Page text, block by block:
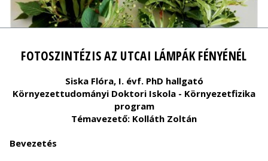
FOTOSZINTÉZIS AZ UTCAI LÁMPÁK FÉNYÉNÉL
Siska Flóra, I. évf. PhD hallgató
Környezettudományi Doktori Iskola - Környezetfizika
program
Témavezető: Kolláth Zoltán
Bevezetés